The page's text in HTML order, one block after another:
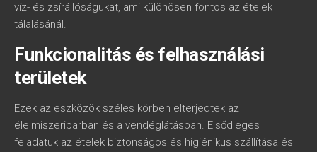
víz- és zsírállóságukat, ami különösen fontos az ételek
tálalásánál.
Funkcionalitás és felhasználási
területek
Ezek az eszközök széles körben elterjedtek az
élelmiszeriparban és a vendéglátásban. Elsődleges
feladatuk az ételek biztonságos és higiénikus szállítása és